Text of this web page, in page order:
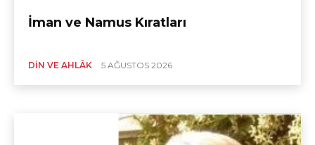
İman ve Namus Kıratları
DIN VE AHLÂK 5 AĞUSTOS 2026